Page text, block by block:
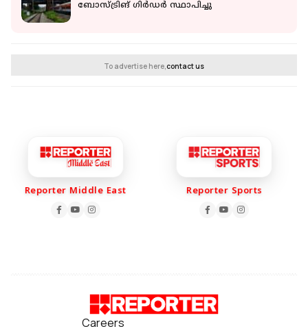
ബോസ്ട്രിങ് ഗിർഡർ സ്ഥാപിച്ചു
To advertise here,contact us
Reporter Middle East Reporter Sports
Careers